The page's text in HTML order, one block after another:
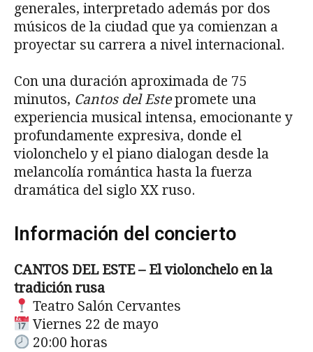
generales, interpretado además por dos
músicos de la ciudad que ya comienzan a
proyectar su carrera a nivel internacional.
Con una duración aproximada de 75
minutos, Cantos del Estepromete una
experiencia musical intensa, emocionante y
profundamente expresiva, donde el
violonchelo y el piano dialogan desde la
melancolía romántica hasta la fuerza
dramática del siglo XX ruso.
Información del concierto
CANTOS DEL ESTE – El violonchelo en la
tradición rusa
Teatro Salón Cervantes
Viernes 22 de mayo
20:00 horas